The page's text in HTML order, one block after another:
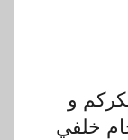
و
خلفي